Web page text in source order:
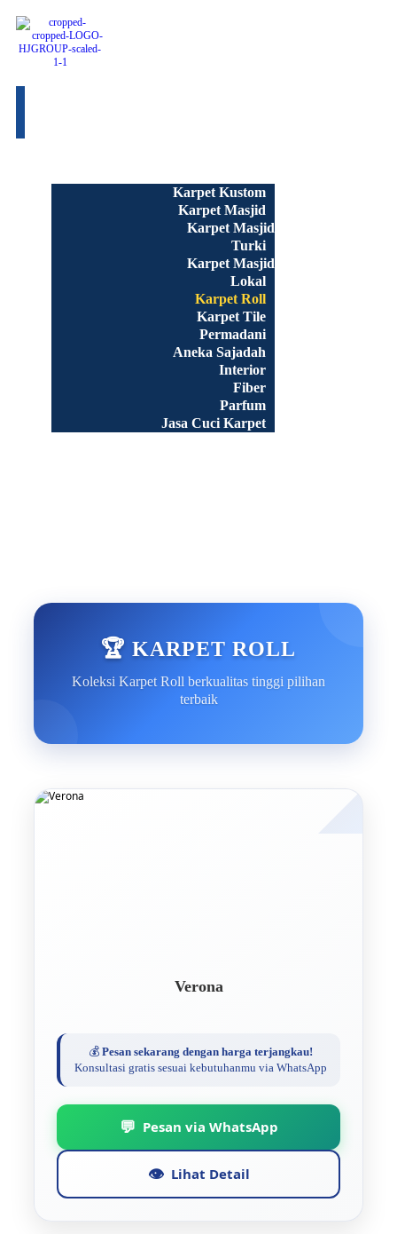
Karpet Kustom
Karpet Masjid
Karpet Masjid
Turki
Karpet Masjid
Lokal
Karpet Roll
Karpet Tile
Permadani
Aneka Sajadah
Interior
Fiber
Parfum
Jasa Cuci Karpet
🏆 KARPET ROLL
Koleksi Karpet Roll berkualitas tinggi pilihan
terbaik
Verona
💰 Pesan sekarang dengan harga terjangkau!
Konsultasi gratis sesuai kebutuhanmu via WhatsApp
💬 Pesan via WhatsApp
👁️ Lihat Detail